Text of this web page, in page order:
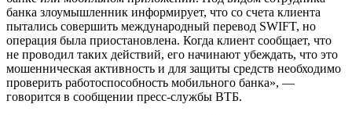
банка злоумышленник информирует, что со счета клиента
пытались совершить международный перевод SWIFT, но
операция была приостановлена. Когда клиент сообщает, что
не проводил таких действий, его начинают убеждать, что это
мошенническая активность и для защиты средств необходимо
проверить работоспособность мобильного банка», —
говорится в сообщении пресс-службы ВТБ.